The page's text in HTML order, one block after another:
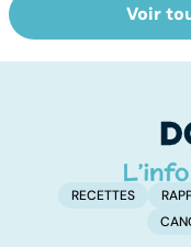
Soins dentaires
on n'arrête pas
Voir
RECETTES